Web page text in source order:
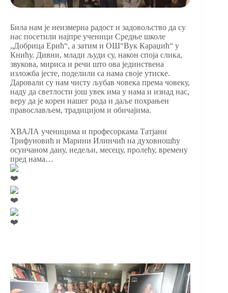
Била нам је неизмерна радост и задовољство да су
нас посетили најпре ученици Средње школе
„Добрица Ерић“, а затим и ОШ“Вук Караџић“ у
Книћу. Дивни, млади људи су, након споја слика,
звукова, мириса и речи што ова јединствена
изложба јесте, поделили са нама своје утиске.
Даровали су нам чисту љубав човека према човеку,
наду да светлости још увек има у нама и изнад нас,
веру да је корен нашег рода и даље похрањен
православљем, традицијом и обичајима.
ХВАЛА ученицима и професоркама Татјани
Трифуновић и Марини Илинчић на духовношћу
осунчаном дану, недељи, месецу, пролећу, времену
пред нама…